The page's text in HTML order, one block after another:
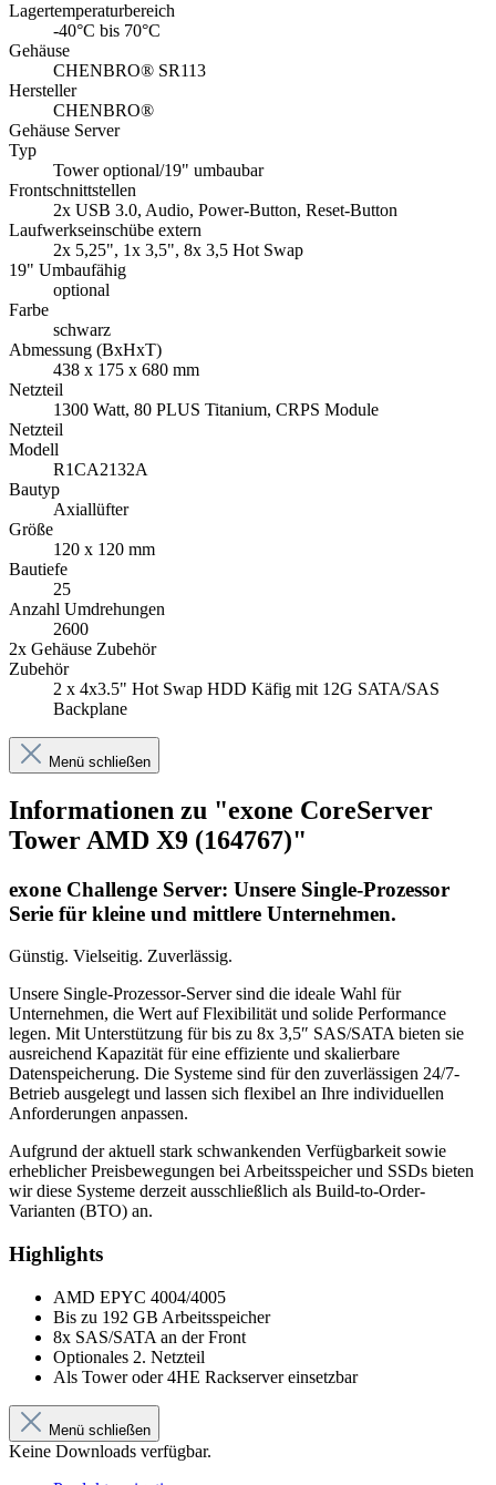
Lagertemperaturbereich
-40°C bis 70°C
Gehäuse
CHENBRO® SR113
Hersteller
CHENBRO®
Gehäuse Server
Typ
Tower optional/19" umbaubar
Frontschnittstellen
2x USB 3.0, Audio, Power-Button, Reset-Button
Laufwerkseinschübe extern
2x 5,25", 1x 3,5", 8x 3,5 Hot Swap
19" Umbaufähig
optional
Farbe
schwarz
Abmessung (BxHxT)
438 x 175 x 680 mm
Netzteil
1300 Watt, 80 PLUS Titanium, CRPS Module
Netzteil
Modell
R1CA2132A
Bautyp
Axiallüfter
Größe
120 x 120 mm
Bautiefe
25
Anzahl Umdrehungen
2600
2x Gehäuse Zubehör
Zubehör
2 x 4x3.5" Hot Swap HDD Käfig mit 12G SATA/SAS
Backplane
Menü schließen
Informationen zu "exone CoreServer
Tower AMD X9 (164767)"
exone Challenge Server: Unsere Single-Prozessor
Serie für kleine und mittlere Unternehmen.
Günstig. Vielseitig. Zuverlässig.
Unsere Single-Prozessor-Server sind die ideale Wahl für
Unternehmen, die Wert auf Flexibilität und solide Performance
legen. Mit Unterstützung für bis zu 8x 3,5″ SAS/SATA bieten sie
ausreichend Kapazität für eine effiziente und skalierbare
Datenspeicherung. Die Systeme sind für den zuverlässigen 24/7-
Betrieb ausgelegt und lassen sich flexibel an Ihre individuellen
Anforderungen anpassen.
Aufgrund der aktuell stark schwankenden Verfügbarkeit sowie
erheblicher Preisbewegungen bei Arbeitsspeicher und SSDs bieten
wir diese Systeme derzeit ausschließlich als Build-to-Order-
Varianten (BTO) an.
Highlights
AMD EPYC 4004/4005
Bis zu 192 GB Arbeitsspeicher
8x SAS/SATA an der Front
Optionales 2. Netzteil
Als Tower oder 4HE Rackserver einsetzbar
Menü schließen
Keine Downloads verfügbar.